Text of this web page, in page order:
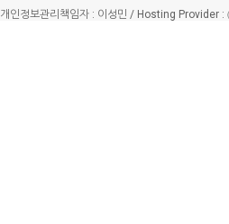
개인정보관리책임자 : 이성민 / Hosting Provider :